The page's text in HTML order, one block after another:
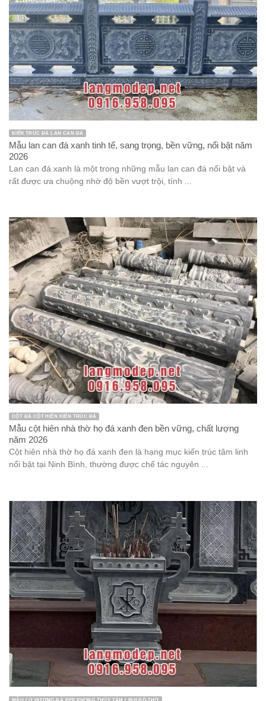
KIẾN TRÚC ĐÁ LAN CAN ĐÁ
Mẫu lan can đá xanh tinh tế, sang trọng, bền vững, nổi bật năm
2026
Lan can đá xanh là một trong những mẫu lan can đá nổi bật và
rất được ưa chuộng nhờ độ bền vượt trội, tính ...
CỘT ĐÁ CỘT HIÊN KIẾN TRÚC ĐÁ
Mẫu cột hiên nhà thờ họ đá xanh đen bền vững, chất lượng
năm 2026
Cột hiên nhà thờ họ đá xanh đen là hạng mục kiến trúc tâm linh
nổi bật tại Ninh Bình, thường được chế tác nguyên ...